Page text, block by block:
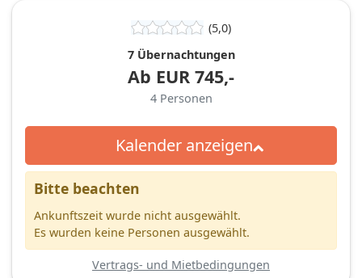
(5,0)
7 Übernachtungen
Ab EUR 745,-
4 Personen
Kalender anzeigen
Bitte beachten
Ankunftszeit wurde nicht ausgewählt.
Es wurden keine Personen ausgewählt.
Vertrags- und Mietbedingungen